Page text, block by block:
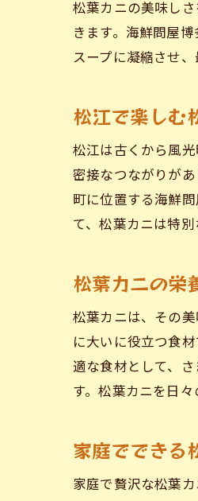
松葉カニの美味し
きます。海鮮問屋
スープに凝縮させ
松江で楽しむ
松江は古くから風
密接なつながりが
町に位置する海鮮
て、松葉カニは特
松葉カニの栄
松葉カニは、その
に大いに役立つ食
適な食材として、
す。松葉カニを日
家庭でできる
家庭で贅沢な松葉